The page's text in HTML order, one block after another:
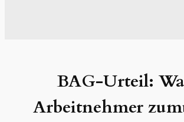
BAG-Urteil:
Arbeitnehmer